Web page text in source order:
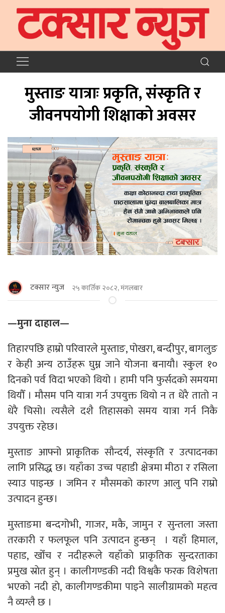
मुस्ताङ यात्राः प्रकृति, संस्कृति र
जीवनपयोगी शिक्षाको अवसर
टक्सार न्युज २५ कार्तिक २०८२, मंगलबार
—मुना दाहाल—
तिहारपछि हाम्रो परिवारले मुस्ताङ, पोखरा, बन्दीपुर, बागलुङ
र केही अन्य ठाउँहरू घुम्न जाने योजना बनायौ। स्कुल १०
दिनको पर्व विदा भएको थियो । हामी पनि फुर्सदकाे समयमा
थियौँ । मौसम पनि यात्रा गर्न उपयुक्त थियाे न त धेरै तातो न
धेरै चिसो। त्यसैले दशै तिहासकाे समय यात्रा गर्न निकै
उपयुक्त रहेछ।
मुस्ताङ आफ्नो प्राकृतिक सौन्दर्य, संस्कृति र उत्पादनका
लागि प्रसिद्ध छ। यहाँका उच्च पहाडी क्षेत्रमा मीठा र रसिला
स्याउ पाइन्छ । जमिन र मौसमको कारण आलु पनि राम्रो
उत्पादन हुन्छ।
मुस्ताङमा बन्दगोभी, गाजर, मकै, जामुन र सुन्तला जस्ता
तरकारी र फलफूल पनि उत्पादन हुन्छन् । यहाँ हिमाल,
पहाड, खोँच र नदीहरूले यहाँकाे प्राकृतिक सुन्दरताका
प्रमुख स्राेत हुन् । कालीगण्डकी नदी विश्वकै फरक विशेषता
भएकाे नदी हाे, कालीगण्डकीमा पाइने सालीग्रामकाे महत्व
नै व्यग्लै छ ।